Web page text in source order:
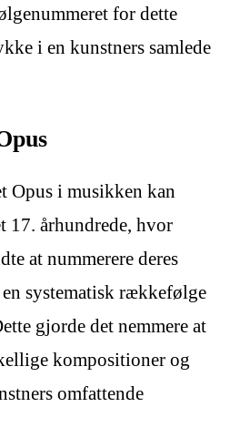
for dette
i en kunstners samlede
Opus i musikken kan
17. århundrede, hvor
at nummerere deres
systematisk rækkefølge
gjorde det nemmere at
kompositioner og
omfattende